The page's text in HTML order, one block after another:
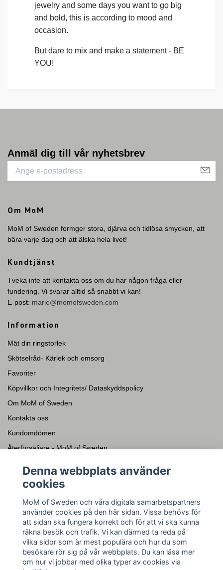
jewelry and some days you want to go big
and bold, this is according to mood and
occasion.
But dare to mix and make a statement - BE
YOU!
Anmäl dig till vår nyhetsbrev
Om MoM
MoM of Sweden formger stora, djärva och tidlösa smycken, att
bära varje dag och att älska hela livet!
Kundtjänst
Tveka inte att kontakta oss om du har någon fråga eller
fundering. Vi svarar alltid så snabbt vi kan!
E-post: marie@momofsweden.com
Information
Mät din ringstorlek
Skötselråd- Kärlek och omsorg
Favoriter
Köpvillkor och Integritets/ Dataskyddspolicy
Om MoM of Sweden
Kontakta oss
Kundomdömen
Återförsäljare - MoM of Sweden
Sociala medier
Facebook
Instagram
YouTube
Pinterest
Denna webbplats använder
cookies
MoM of Sweden och våra digitala samarbetspartners
använder cookies på den här sidan. Vissa behövs för
att sidan ska fungera korrekt och för att vi ska kunna
räkna besök och trafik. Vi kan därmed ta reda på
vilka sidor som är mest populära och hur du som
besökare rör sig på vår webbplats. Du kan läsa mer
om hur vi jobbar med olika typer av cookies via